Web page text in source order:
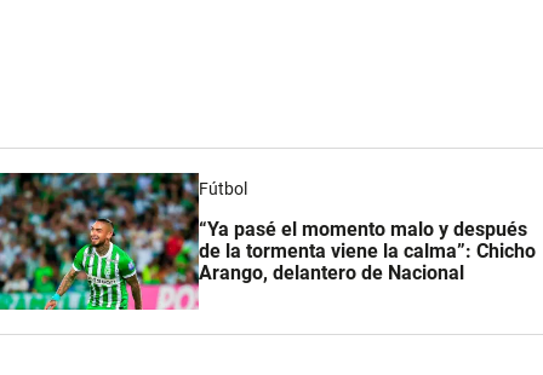
Fútbol
“Ya pasé el momento malo y después
de la tormenta viene la calma”: Chicho
Arango, delantero de Nacional